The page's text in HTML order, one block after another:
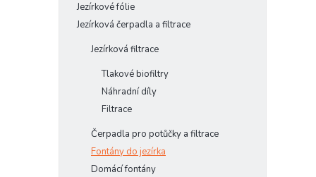
Jezírkové fólie
Jezírková čerpadla a filtrace
Jezírková filtrace
Tlakové biofiltry
Náhradní díly
Filtrace
Čerpadla pro potůčky a filtrace
Fontány do jezírka
Domácí fontány